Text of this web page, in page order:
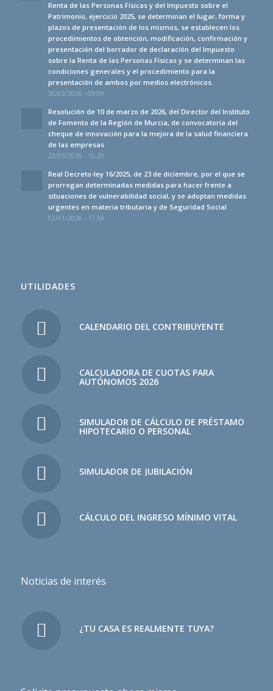
Renta de las Personas Físicas y del Impuesto sobre el
Patrimonio, ejercicio 2025, se determinan el lugar, forma y
plazos de presentación de los mismos, se establecen los
procedimientos de obtención, modificación, confirmación y
presentación del borrador de declaración del Impuesto
sobre la Renta de las Personas Físicas y se determinan las
condiciones generales y el procedimiento para la
presentación de ambos por medios electrónicos.
30/03/2026 - 09:09
Resolución de 10 de marzo de 2026, del Director del Instituto
de Fomento de la Región de Murcia, de convocatoria del
cheque de innovación para la mejora de la salud financiera
de las empresas
23/03/2026 - 10:20
Real Decreto-ley 16/2025, de 23 de diciembre, por el que se
prorrogan determinadas medidas para hacer frente a
situaciones de vulnerabilidad social, y se adoptan medidas
urgentes en materia tributaria y de Seguridad Social
02/01/2026 - 17:59
UTILIDADES
CALENDARIO DEL CONTRIBUYENTE
CALCULADORA DE CUOTAS PARA
AUTÓNOMOS 2026
SIMULADOR DE CÁLCULO DE PRÉSTAMO
HIPOTECARIO O PERSONAL
SIMULADOR DE JUBILACIÓN
CÁLCULO DEL INGRESO MÍNIMO VITAL
Noticias de interés
¿TU CASA ES REALMENTE TUYA?